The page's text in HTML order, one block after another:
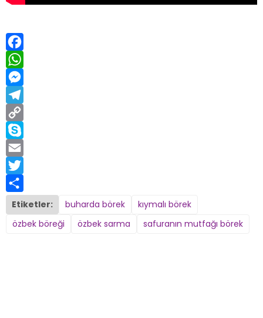
Facebook
WhatsApp
Messenger
Telegram
Copy
Link
Skype
Email
Twitter
Share
Etiketler: buharda börek
kıymalı börek
özbek böreği
özbek sarma safuranın mutfağı börek